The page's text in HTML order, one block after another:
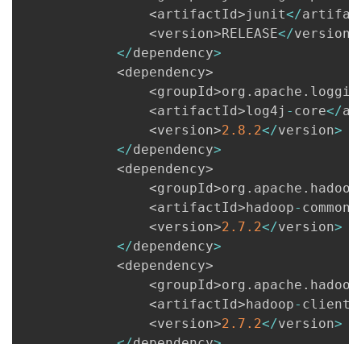
<artifactId>junit</
<version>RELEASE</version
</dependency>
<dependency>
<groupId>org . apache .
<artifactId>log4j - core</
<version>2.8 .2</version>
</dependency>
<dependency>
<groupId>org . apache . hadoop
<artifactId>hadoop- common
<version>2.7 .2</version>
</dependency>
<dependency>
<groupId>org . apache . hadoop
<artifactId>hadoop- client
<version>2.7 .2</version>